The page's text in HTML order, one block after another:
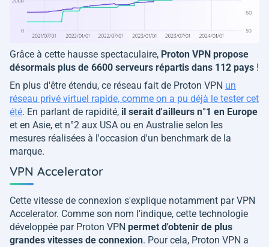
Grâce à cette hausse spectaculaire, Proton VPN propose
désormais plus de 6600 serveurs répartis dans 112 pays !
En plus d'être étendu, ce réseau fait de Proton VPN un
réseau privé virtuel rapide, comme on a pu déjà le tester cet
été. En parlant de rapidité, il serait d'ailleurs n°1 en Europe
et en Asie, et n°2 aux USA ou en Australie selon les
mesures réalisées à l'occasion d'un benchmark de la
marque.
VPN Accelerator
Cette vitesse de connexion s'explique notamment par VPN
Accelerator. Comme son nom l'indique, cette technologie
développée par Proton VPN permet d'obtenir de plus
grandes vitesses de connexion. Pour cela, Proton VPN a